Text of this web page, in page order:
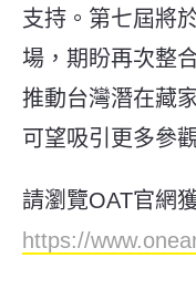
支持。第七屆將
場，期盼再次整
推動台灣潛在藏
可望吸引更多參
請瀏覽OAT官網
https://